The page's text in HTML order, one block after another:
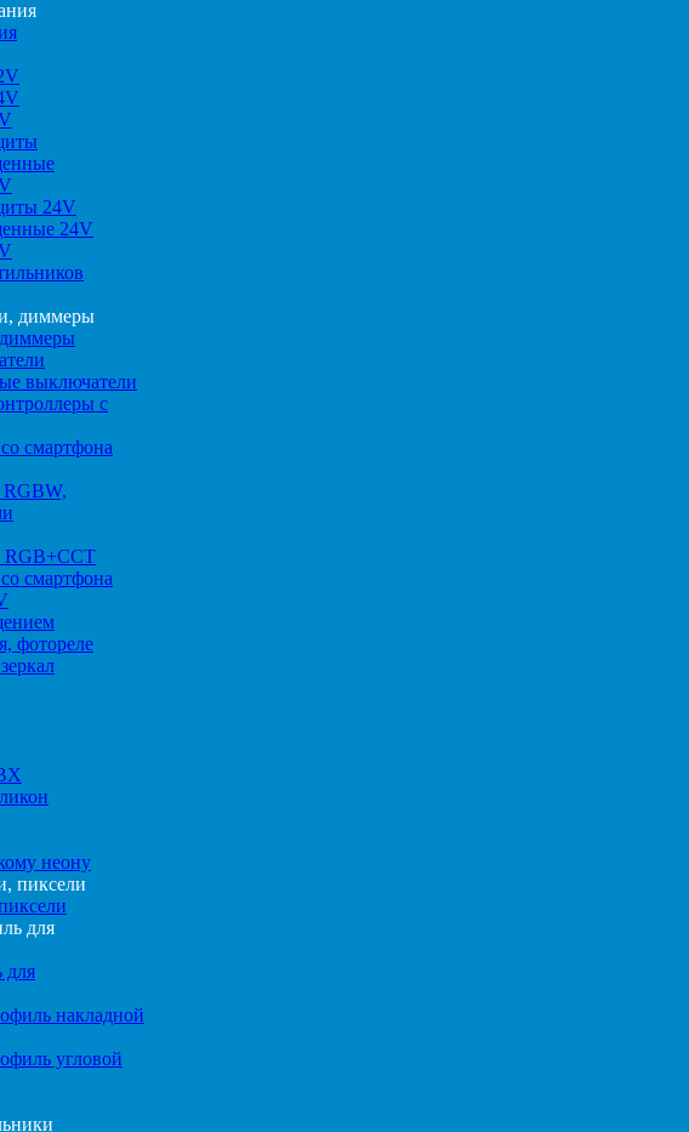
24V
24V
выключатели
с
смартфона
RGB+CCT
смартфона
фотореле
неону
накладной
угловой